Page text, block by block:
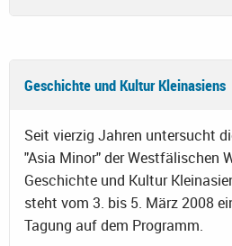
Geschichte und Kultur Kleinasiens
Seit vierzig Jahren untersucht
"Asia Minor" der Westfälischen
Geschichte und Kultur
steht vom 3. bis 5. März 2008
Tagung auf dem Programm.